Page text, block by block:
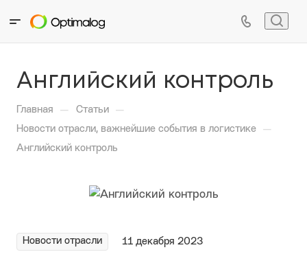
Английский контроль
Главная — Статьи —
Новости отрасли, важнейшие события в логистике —
Английский контроль
Новости отрасли 11 декабря 2023